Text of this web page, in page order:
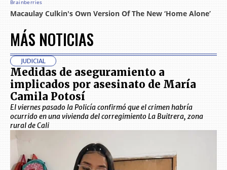
MÁS NOTICIAS
JUDICIAL
Medidas de aseguramiento a
implicados por asesinato de María
Camila Potosí
El viernes pasado la Policía confirmó que el crimen habría
ocurrido en una vivienda del corregimiento La Buitrera, zona
rural de Cali